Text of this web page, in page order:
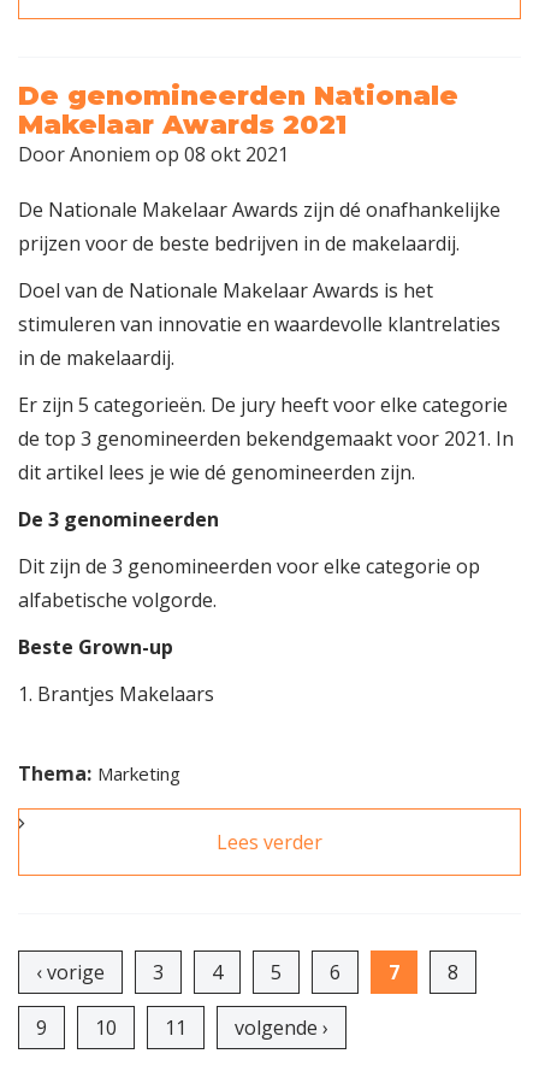
ontdekken op
De genomineerden Nationale
Makelaar Awards 2021
DoorAnoniem op 08 okt 2021
De Nationale Makelaar Awards zijn dé onafhankelijke
prijzen voor de beste bedrijven in de makelaardij.
Doel van de Nationale Makelaar Awards is het
stimuleren van innovatie en waardevolle klantrelaties
in de makelaardij.
Er zijn 5 categorieën. De jury heeft voor elke categorie
de top 3 genomineerden bekendgemaakt voor 2021. In
dit artikel lees je wie dé genomineerden zijn.
De 3 genomineerden
Dit zijn de 3 genomineerden voor elke categorie op
alfabetische volgorde.
Beste Grown-up
1. Brantjes Makelaars
Thema: Marketing
Lees verder
genomineerden
‹ vorige 3 4 5 6 7 8
9 10 11 volgende ›